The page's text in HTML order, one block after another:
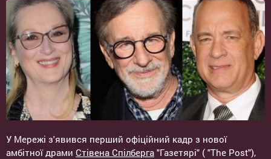
У Мережі з'явився перший офіційний кадр з нової
амбітної драми Стівена Спілберга "Газетярі" ( "The Post"),